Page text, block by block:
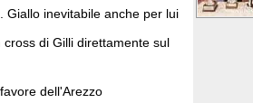
Giallo inevitabile anche per lui
di Gilli direttamente sul
dell'Arezzo